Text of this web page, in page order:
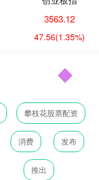
3563.12
47.56(1.35%)
攀枝花股票配资
消费 发布
推出